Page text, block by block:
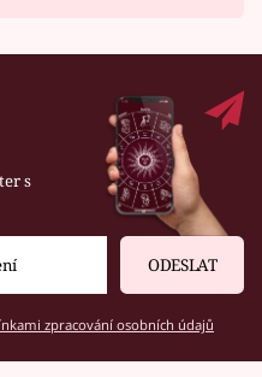
s
ODESLAT
zpracování osobních údajů